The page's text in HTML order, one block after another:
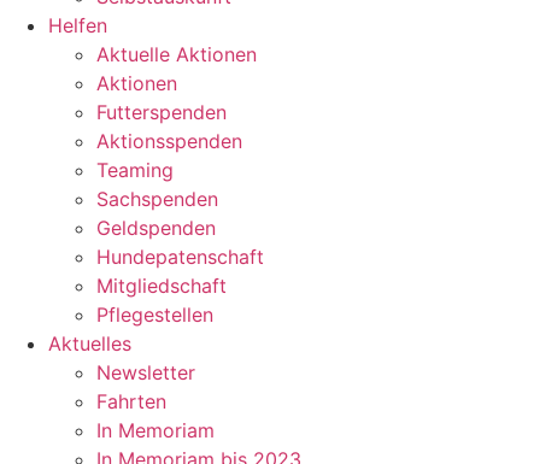
Helfen
Aktuelle Aktionen
Aktionen
Futterspenden
Aktionsspenden
Teaming
Sachspenden
Geldspenden
Hundepatenschaft
Mitgliedschaft
Pflegestellen
Aktuelles
Newsletter
Fahrten
In Memoriam